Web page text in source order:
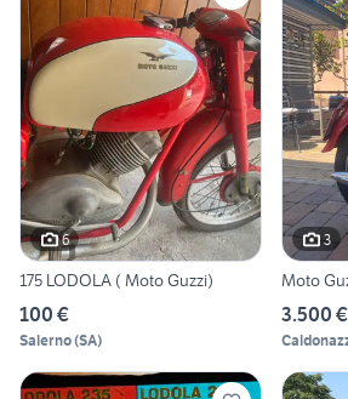
6
175 LODOLA ( Moto Guzzi)
100 €
Salerno(SA)
3
Moto
3.500 €